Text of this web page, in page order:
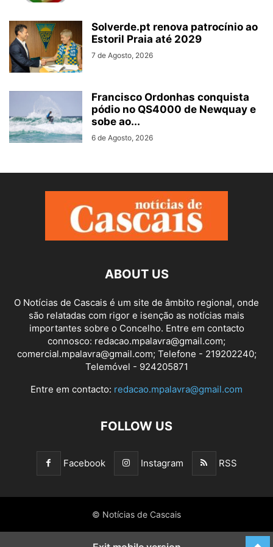
Solverde.pt renova patrocínio ao
Estoril Praia até 2029
7 de Agosto, 2026
Francisco Ordonhas conquista
pódio no QS4000 de Newquay e
sobe ao...
6 de Agosto, 2026
ABOUT US
O Notícias de Cascais é um site de âmbito regional, onde
são relatadas com rigor e isenção as notícias mais
importantes sobre o Concelho. Entre em contacto
connosco: redacao.mpalavra@gmail.com;
comercial.mpalavra@gmail.com; Telefone - 219202240;
Telemóvel - 924205871
Entre em contacto: redacao.mpalavra@gmail.com
FOLLOW US
Facebook Instagram RSS
© Notícias de Cascais